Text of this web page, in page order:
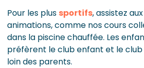
Pour les plus sportifs, assistez
animations, comme nos cours
dans la piscine chauffée. Les
préfèrent le club enfant et le
loin des parents.